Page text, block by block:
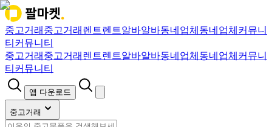
중고거래 중고거래 렌트렌트알바알바동네업체 동네업체 커뮤니
티 커뮤니티
중고거래 중고거래 렌트렌트알바알바동네업체 동네업체 커뮤니
티 커뮤니티
앱 다운로드
중고거래